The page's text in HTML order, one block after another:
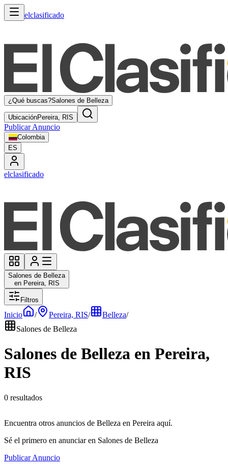
elclasificado
¿Qué buscas?Salones de Belleza
UbicaciónPereira, RIS
Publicar Anuncio
Colombia
ES
elclasificado
Salones de Belleza
en Pereira, RIS
Filtros
Inicio / Pereira, RIS/ Belleza/
Salones de Belleza
Salones de Belleza en Pereira,
RIS
0 resultados
Encuentra otros anuncios de Belleza en Pereira aquí.
Sé el primero en anunciar en Salones de Belleza
Publicar Anuncio